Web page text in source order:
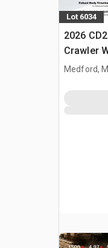
Lot 6034
2026
Crawler
Medford,